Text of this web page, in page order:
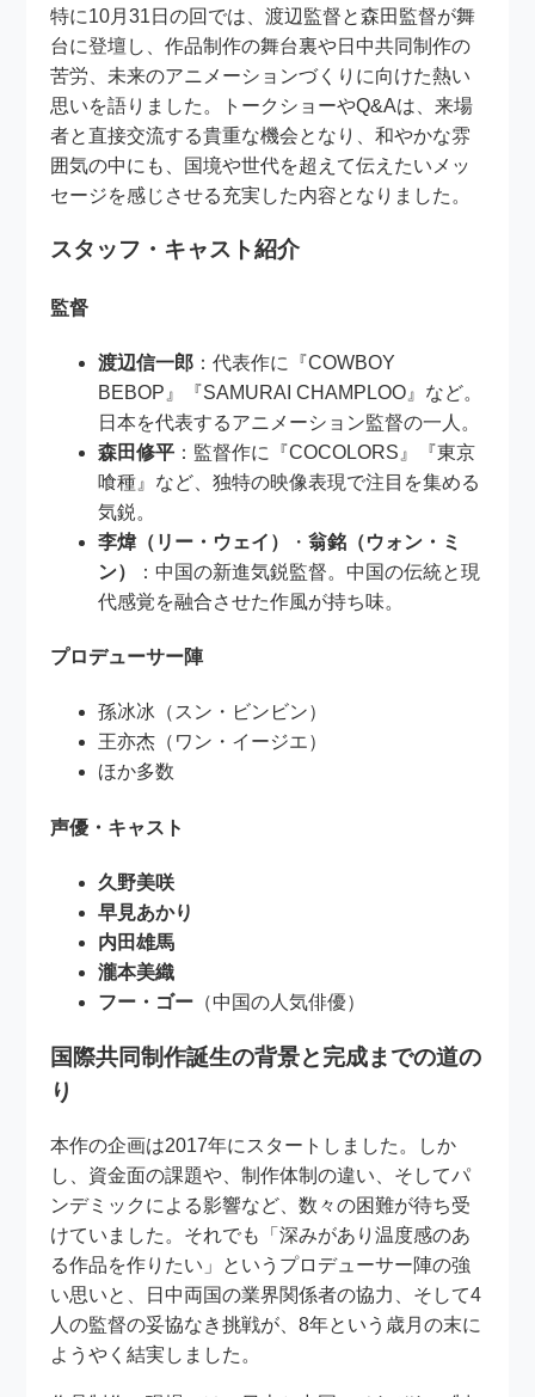
特に10月31日の回では、渡辺監督と森田監督が舞
台に登壇し、作品制作の舞台裏や日中共同制作の
苦労、未来のアニメーションづくりに向けた熱い
思いを語りました。トークショーやQ&Aは、来場
者と直接交流する貴重な機会となり、和やかな雰
囲気の中にも、国境や世代を超えて伝えたいメッ
セージを感じさせる充実した内容となりました。
スタッフ・キャスト紹介
監督
渡辺信一郎 ：代表作に『COWBOY
BEBOP』『SAMURAI CHAMPLOO』など。
日本を代表するアニメーション監督の一人。
森田修平 ：監督作に『COCOLORS』『東京
喰種』など、独特の映像表現で注目を集める
気鋭。
李煒（リー・ウェイ）
・翁銘（ウォン・ミ
ン）
：中国の新進気鋭監督。中国の伝統と現
代感覚を融合させた作風が持ち味。
プロデューサー陣
孫冰冰（スン・ビンビン）
王亦杰（ワン・イージエ）
ほか多数
声優・キャスト
久野美咲
早見あかり
内田雄馬
瀧本美織
フー・ゴー （中国の人気俳優）
国際共同制作誕生の背景と完成までの道の
り
本作の企画は2017年にスタートしました。しか
し、資金面の課題や、制作体制の違い、そしてパ
ンデミックによる影響など、数々の困難が待ち受
けていました。それでも「深みがあり温度感のあ
る作品を作りたい」というプロデューサー陣の強
い思いと、日中両国の業界関係者の協力、そして4
人の監督の妥協なき挑戦が、8年という歳月の末に
ようやく結実しました。